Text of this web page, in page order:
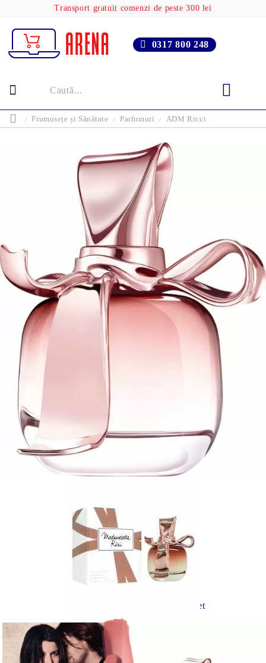
Transport gratuit comenzi de peste 300 lei
0317 800 248
Frumusețe și Sănătate Parfumuri ADM Ricci
Tweet